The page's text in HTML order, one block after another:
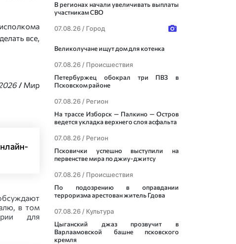
все,
/ Мир
в том
для
В регионах начали увеличивать выплаты
участникам СВО
07.08.26 / Город
Великолучане ищут дом для котенка
07.08.26 / Происшествия
Петербуржец обокрал три ПВЗ в
Псковском районе
07.08.26 / Регион
На трассе Изборск — Палкино — Остров
ведется укладка верхнего слоя асфальта
07.08.26 / Регион
Псковички успешно выступили на
первенстве мира по джиу-джитсу
07.08.26 / Происшествия
По подозрению в оправдании
терроризма арестован житель Гдова
07.08.26 / Культура
Цыганский джаз прозвучит в
Варлаамовской башне псковского
кремля